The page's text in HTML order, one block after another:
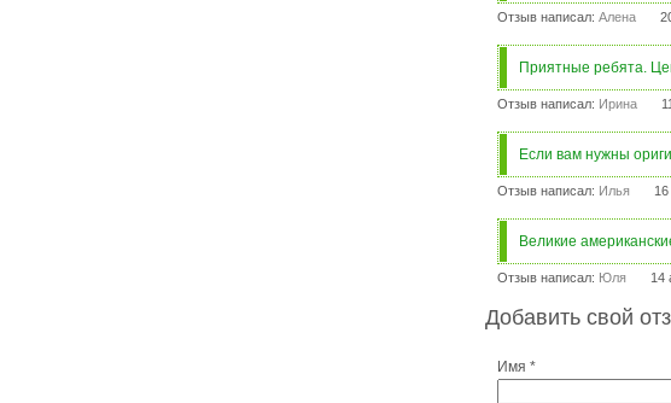
Отзыв написал: Алена
Приятные ребята.
Отзыв написал: Ирина
Если вам нужны
Отзыв написал: Илья
Великие
Отзыв написал: Юля 14
Добавить свой
Имя *